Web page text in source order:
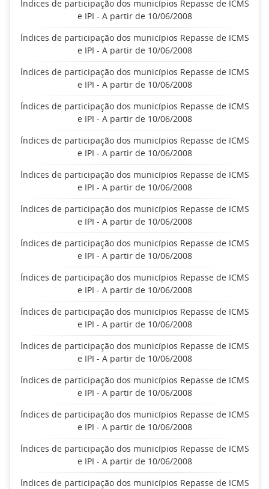
Índices de participação dos municípios Repasse de ICMS
e IPI - A partir de 10/06/2008
Índices de participação dos municípios Repasse de ICMS
e IPI - A partir de 10/06/2008
Índices de participação dos municípios Repasse de ICMS
e IPI - A partir de 10/06/2008
Índices de participação dos municípios Repasse de ICMS
e IPI - A partir de 10/06/2008
Índices de participação dos municípios Repasse de ICMS
e IPI - A partir de 10/06/2008
Índices de participação dos municípios Repasse de ICMS
e IPI - A partir de 10/06/2008
Índices de participação dos municípios Repasse de ICMS
e IPI - A partir de 10/06/2008
Índices de participação dos municípios Repasse de ICMS
e IPI - A partir de 10/06/2008
Índices de participação dos municípios Repasse de ICMS
e IPI - A partir de 10/06/2008
Índices de participação dos municípios Repasse de ICMS
e IPI - A partir de 10/06/2008
Índices de participação dos municípios Repasse de ICMS
e IPI - A partir de 10/06/2008
Índices de participação dos municípios Repasse de ICMS
e IPI - A partir de 10/06/2008
Índices de participação dos municípios Repasse de ICMS
e IPI - A partir de 10/06/2008
Índices de participação dos municípios Repasse de ICMS
e IPI - A partir de 10/06/2008
Índices de participação dos municípios Repasse de ICMS